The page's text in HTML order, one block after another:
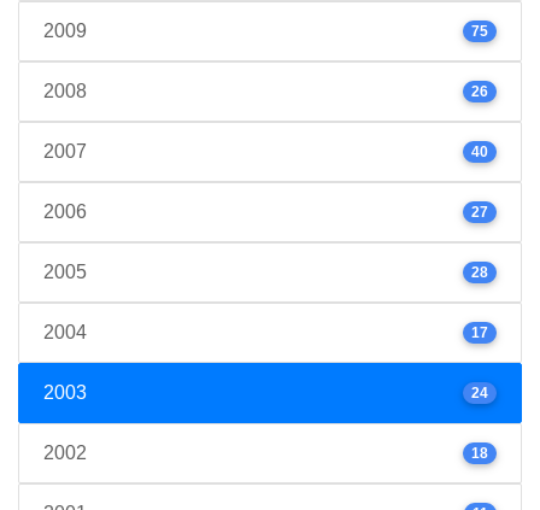
2009 75
2008 26
2007 40
2006 27
2005 28
2004 17
2003 24
2002 18